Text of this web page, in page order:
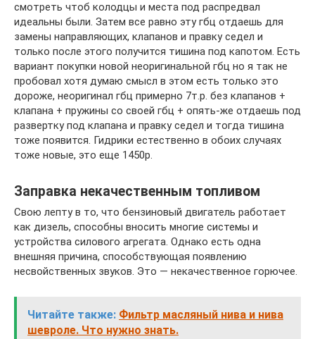
смотреть чтоб колодцы и места под распредвал
идеальны были. Затем все равно эту гбц отдаешь для
замены направляющих, клапанов и правку седел и
только после этого получится тишина под капотом. Есть
вариант покупки новой неоригинальной гбц но я так не
пробовал хотя думаю смысл в этом есть только это
дороже, неоригинал гбц примерно 7т.р. без клапанов +
клапана + пружины со своей гбц + опять-же отдаешь под
развертку под клапана и правку седел и тогда тишина
тоже появится. Гидрики естественно в обоих случаях
тоже новые, это еще 1450р.
Заправка некачественным топливом
Свою лепту в то, что бензиновый двигатель работает
как дизель, способны вносить многие системы и
устройства силового агрегата. Однако есть одна
внешняя причина, способствующая появлению
несвойственных звуков. Это — некачественное горючее.
Читайте также: Фильтр масляный нива и нива
шевроле. Что нужно знать.